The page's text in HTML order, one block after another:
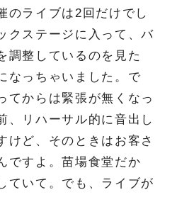
のライブは2回だけでし
クステージに入って、バ
調整しているのを見た
なっちゃいました。で
てからは緊張が無くなっ
、リハーサル的に音出し
けど、そのときはお客さ
ですよ。苗場食堂だか
ていて。でも、ライブが